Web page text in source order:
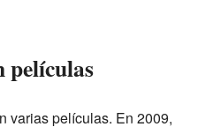
películas
varias películas. En 2009,